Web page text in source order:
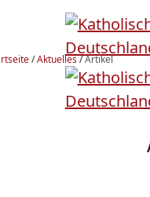
/Aktuelles/Artikel